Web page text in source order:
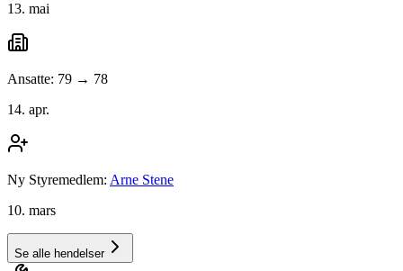
13. mai
Ansatte: 79 → 78
14. apr.
Ny Styremedlem: Arne Stene
10. mars
Se alle hendelser